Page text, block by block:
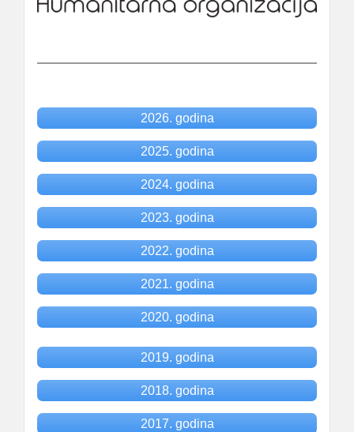
2026. godina
2025. godina
2024. godina
2023. godina
2022. godina
2021. godina
2020. godina
2019. godina
2018. godina
2017. godina